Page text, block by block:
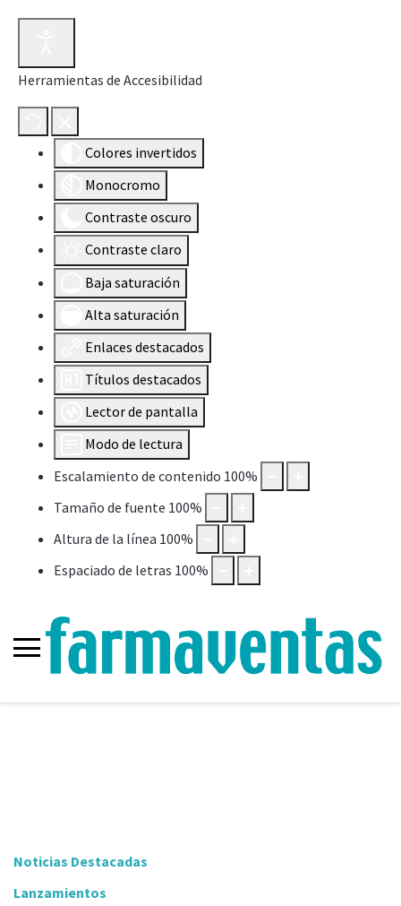
Herramientas de Accesibilidad
Colores invertidos
Monocromo
Contraste oscuro
Contraste claro
Baja saturación
Alta saturación
Enlaces destacados
Títulos destacados
Lector de pantalla
Modo de lectura
Escalamiento de contenido 100%
Tamaño de fuente 100%
Altura de la línea 100%
Espaciado de letras 100%
Noticias Destacadas
Lanzamientos